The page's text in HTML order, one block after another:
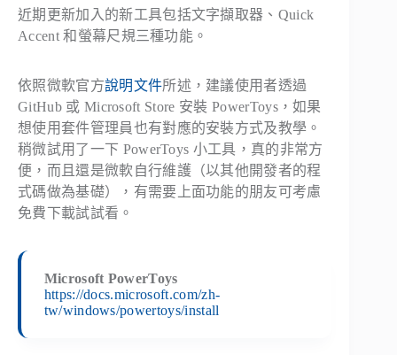
近期更新加入的新工具包括文字擷取器、Quick
Accent 和螢幕尺規三種功能。
依照微軟官方說明文件所述，建議使用者透過
GitHub 或 Microsoft Store 安裝 PowerToys，如果
想使用套件管理員也有對應的安裝方式及教學。
稍微試用了一下 PowerToys 小工具，真的非常方
便，而且還是微軟自行維護（以其他開發者的程
式碼做為基礎），有需要上面功能的朋友可考慮
免費下載試試看。
Microsoft PowerToys
https://docs.microsoft.com/zh-
tw/windows/powertoys/install